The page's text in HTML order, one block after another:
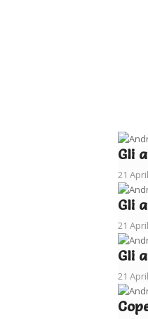
Gli
21
Gli
21
Gli
21